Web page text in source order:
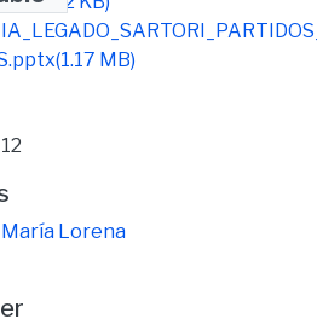
(1.17 MB)
Lorena